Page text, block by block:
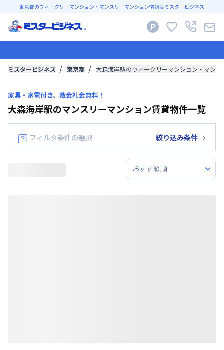
東京都のウィークリーマンション・マンスリーマンション情報はミスタービジネス
ミスタービジネス 東京都 大森海岸駅のウィークリーマンション・マン
家具・家電付き、敷金礼金無料！
大森海岸駅のマンスリーマンション賃貸物件一覧
フィルタ条件の選択 絞り込み条件